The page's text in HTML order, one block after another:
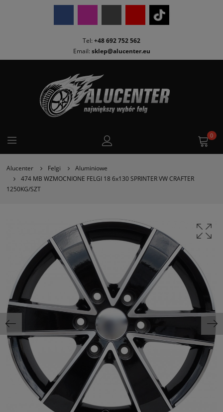
Tel: +48 692 752 562
Email: sklep@alucenter.eu
0
Alucenter Felgi
Aluminiowe
474 MB WZMOCNIONE FELGI 18 6x130 SPRINTER VW CRAFTER
1250KG/SZT